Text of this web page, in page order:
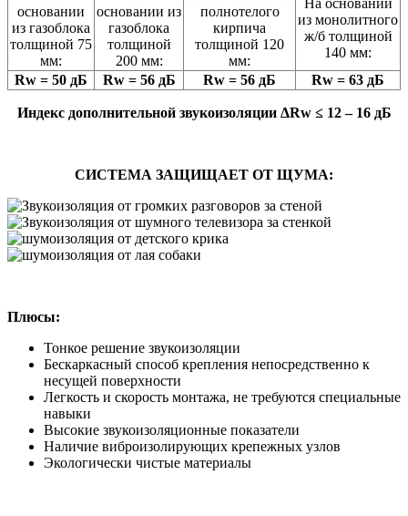
основании
из газоблока
толщиной 75
мм:
основании из
газоблока
толщиной
200 мм:
полнотелого
кирпича
толщиной 120
мм:
На основании
из монолитного
ж/б толщиной
140 мм:
Rw = 50 дБ
Rw = 56 дБ Rw = 56 дБ Rw = 63 дБ
Индекс дополнительной звукоизоляции ΔRw ≤ 12 – 16 дБ
СИСТЕМА ЗАЩИЩАЕТ ОТ ЩУМА:
Плюсы:
Тонкое решение звукоизоляции
Бескаркасный способ крепления непосредственно к
несущей поверхности
Легкость и скорость монтажа, не требуются специальные
навыки
Высокие звукоизоляционные показатели
Наличие виброизолирующих крепежных узлов
Экологически чистые материалы